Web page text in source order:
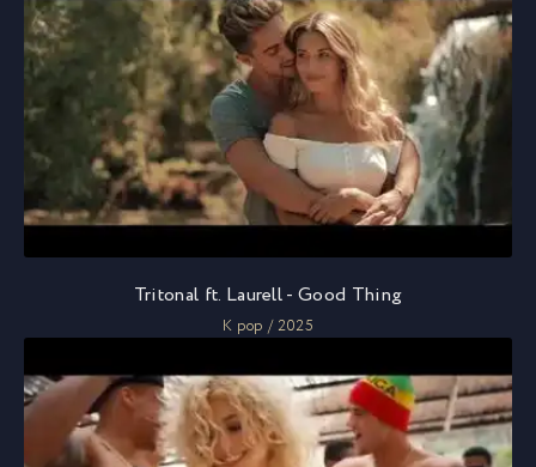
Tritonal ft. Laurell - Good Thing
K pop / 2025